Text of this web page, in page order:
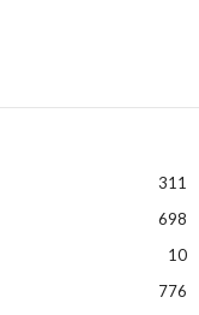
311
698
10
776